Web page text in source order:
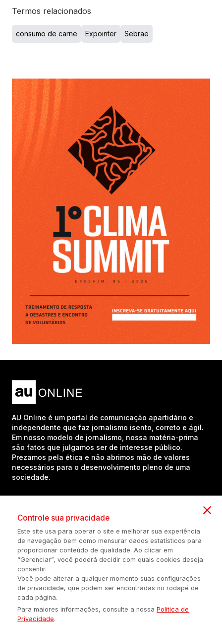
Termos relacionados
consumo de carne Expointer Sebrae
AU Online é um portal de comunicação apartidário e
independente que faz jornalismo isento, correto e ágil.
Em nosso modelo de jornalismo, nossa matéria-prima
são fatos que julgamos ser de interesse público.
Prezamos pela ética e não abrimos mão de valores
necessários para o desenvolvimento pleno de uma
sociedade.
(54) 98434-8385
Política de privacidade Configuração de Cookies Quem Somos
É proibida a reprodução do conteúdo desta página em qualquer
meio de comunicação, eletrônico ou impreso, sem autorização
Controle sua privacidade
Este site usa para operar o site e melhorar sua experiência
de navegação bem como mensurar dados estatísticos para
proporcionar conteúdo de qualidade. Ao clicar em
“Gerenciar”, você poderá decidir com quais cookies deseja
consentir.
Você pode alterar a qualquer momento suas configurações
de privacidade, que podem ser encontradas no rodapé de
cada página.
Para maiores informações, consulte a nossaPolítica de
Privacidade.